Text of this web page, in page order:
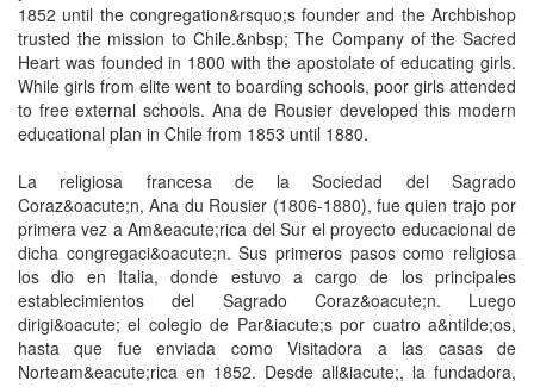
1852 until the congregation&rsquo;s founder and the Archbishop
trusted the mission to Chile.&nbsp; The Company of the Sacred
Heart was founded in 1800 with the apostolate of educating girls.
While girls from elite went to boarding schools, poor girls attended
to free external schools. Ana de Rousier developed this modern
educational plan in Chile from 1853 until 1880.
La religiosa francesa de la Sociedad del Sagrado
Coraz&oacute;n, Ana du Rousier (1806-1880), fue quien trajo por
primera vez a Am&eacute;rica del Sur el proyecto educacional de
dicha congregaci&oacute;n. Sus primeros pasos como religiosa
los dio en Italia, donde estuvo a cargo de los principales
establecimientos del Sagrado Coraz&oacute;n. Luego
dirigi&oacute; el colegio de Par&iacute;s por cuatro a&ntilde;os,
hasta que fue enviada como Visitadora a las casas de
Norteam&eacute;rica en 1852. Desde all&iacute;, la fundadora,